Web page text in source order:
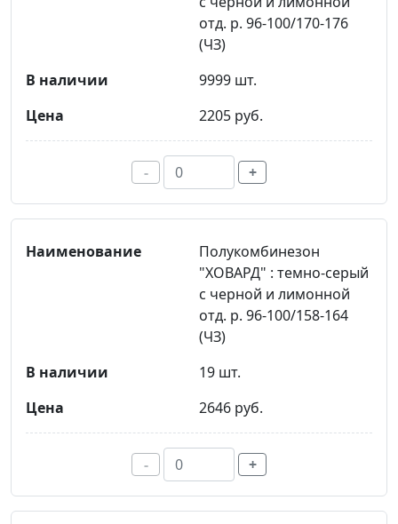
отд. р. 96-100/170-176
(ЧЗ)
9999 шт.
2205 руб.
- +
Полукомбинезон
"ХОВАРД" : темно-серый
с черной и лимонной
отд. р. 96-100/158-164
(ЧЗ)
19 шт.
2646 руб.
- +